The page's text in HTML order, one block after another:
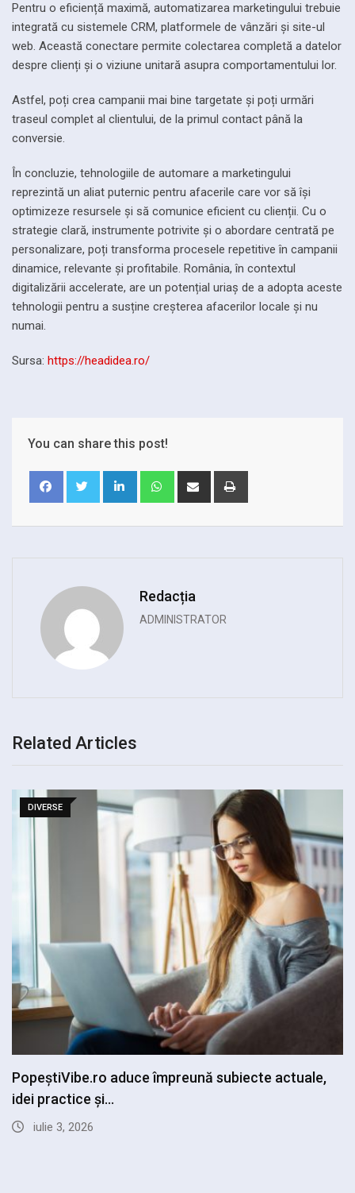
Pentru o eficiență maximă, automatizarea marketingului trebuie
integrată cu sistemele CRM, platformele de vânzări și site-ul
web. Această conectare permite colectarea completă a datelor
despre clienți și o viziune unitară asupra comportamentului lor.
Astfel, poți crea campanii mai bine targetate și poți urmări
traseul complet al clientului, de la primul contact până la
conversie.
În concluzie, tehnologiile de automare a marketingului
reprezintă un aliat puternic pentru afacerile care vor să își
optimizeze resursele și să comunice eficient cu clienții. Cu o
strategie clară, instrumente potrivite și o abordare centrată pe
personalizare, poți transforma procesele repetitive în campanii
dinamice, relevante și profitabile. România, în contextul
digitalizării accelerate, are un potențial uriaș de a adopta aceste
tehnologii pentru a susține creșterea afacerilor locale și nu
numai.
Sursa: https://headidea.ro/
You can share this post!
LinkedIn WhatsappShare
Redacția
ADMINISTRATOR
Related Articles
DIVERSE
Cele mai bune trucuri pentru a arăta mai…
septembrie 15, 2025